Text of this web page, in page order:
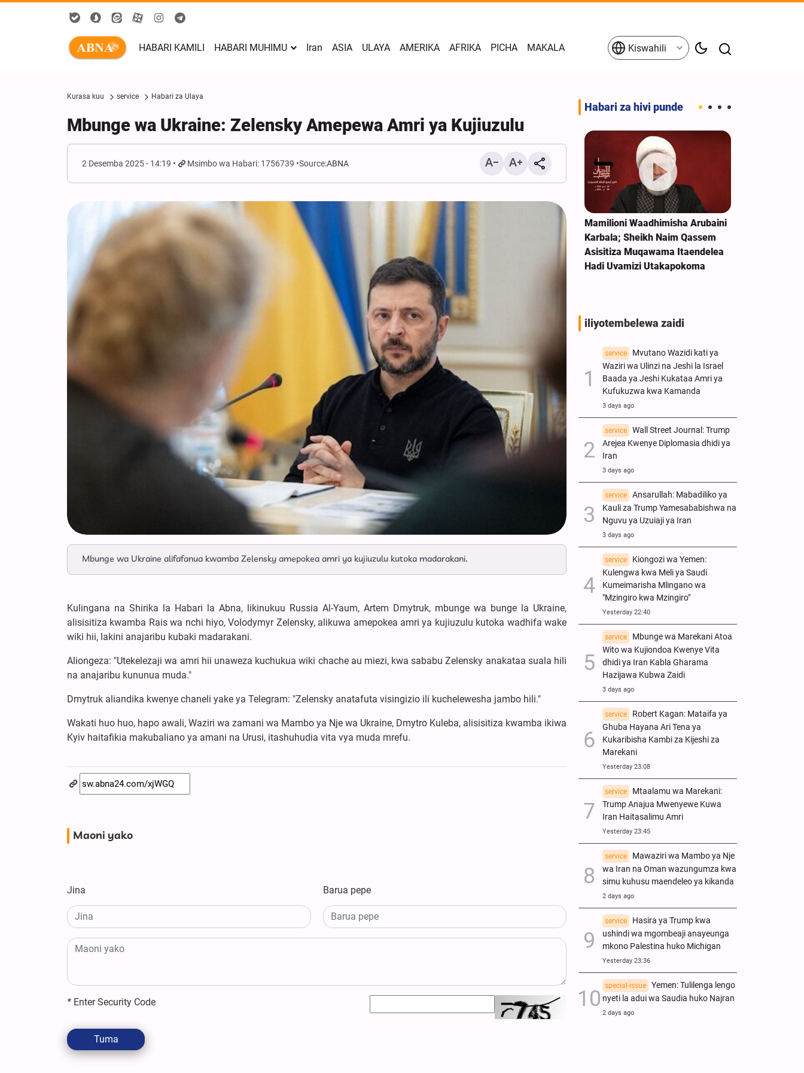
HABARI KAMILI HABARI MUHIMU Iran ASIA ULAYA AMERIKA AFRIKA PICHA MAKALA Kiswahili
Kurasa kuu service Habari za Ulaya
Mbunge wa Ukraine: Zelensky Amepewa Amri ya Kujiuzulu
2 Desemba 2025 - 14:19 Msimbo wa Habari: 1756739 Source:ABNA
Mbunge wa Ukraine alifafanua kwamba Zelensky amepokea amri ya kujiuzulu kutoka madarakani.
Kulingana na Shirika la Habari la Abna, likinukuu Russia Al-Yaum, Artem Dmytruk, mbunge wa bunge la Ukraine,
alisisitiza kwamba Rais wa nchi hiyo, Volodymyr Zelensky, alikuwa amepokea amri ya kujiuzulu kutoka wadhifa wake
wiki hii, lakini anajaribu kubaki madarakani.
Aliongeza: "Utekelezaji wa amri hii unaweza kuchukua wiki chache au miezi, kwa sababu Zelensky anakataa suala hili
na anajaribu kununua muda."
Dmytruk aliandika kwenye chaneli yake ya Telegram: "Zelensky anatafuta visingizio ili kuchelewesha jambo hili."
Wakati huo huo, hapo awali, Waziri wa zamani wa Mambo ya Nje wa Ukraine, Dmytro Kuleba, alisisitiza kwamba ikiwa
Kyiv haitafikia makubaliano ya amani na Urusi, itashuhudia vita vya muda mrefu.
Maoni yako
Jina Barua pepe
* Enter Security Code
Tuma
Habari za hivi punde
Iran Yasisitiza Vitisho
Havitafungua Mlango wa Hormuz
Mamilioni Waadhimisha Arubaini
Karbala; Sheikh Naim Qassem
Asisitiza Muqawama Itaendelea
Hadi Uvamizi Utakapokoma
iliyotembelewa zaidi
service
Mvutano Wazidi kati ya
Waziri wa Ulinzi na Jeshi la Israel
Baada ya Jeshi Kukataa Amri ya
Kufukuzwa kwa Kamanda
3 days ago
service
Wall Street Journal: Trump
Arejea Kwenye Diplomasia dhidi ya
Iran
3 days ago
service
Ansarullah: Mabadiliko ya
Kauli za Trump Yamesababishwa na
Nguvu ya Uzuiaji ya Iran
3 days ago
service
Kiongozi wa Yemen:
Kulengwa kwa Meli ya Saudi
Kumeimarisha Mlingano wa
"Mzingiro kwa Mzingiro"
Yesterday 22:40
service
Mbunge wa Marekani Atoa
Wito wa Kujiondoa Kwenye Vita
dhidi ya Iran Kabla Gharama
Hazijawa Kubwa Zaidi
3 days ago
service
Robert Kagan: Mataifa ya
Ghuba Hayana Ari Tena ya
Kukaribisha Kambi za Kijeshi za
Marekani
Yesterday 23:08
service
Mtaalamu wa Marekani:
Trump Anajua Mwenyewe Kuwa
Iran Haitasalimu Amri
Yesterday 23:45
service
Mawaziri wa Mambo ya Nje
wa Iran na Oman wazungumza kwa
simu kuhusu maendeleo ya kikanda
2 days ago
service
Hasira ya Trump kwa
ushindi wa mgombeaji anayeunga
mkono Palestina huko Michigan
Yesterday 23:36
special-issue
Yemen: Tulilenga lengo
nyeti la adui wa Saudia huko Najran
2 days ago